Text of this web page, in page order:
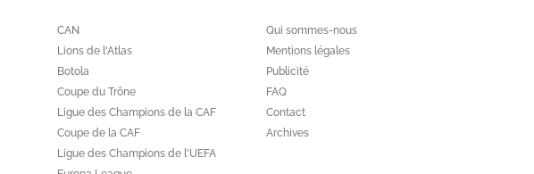
CAN
Lions de l'Atlas
Botola
Coupe du Trône
Ligue des Champions de la CAF
Coupe de la CAF
Ligue des Champions de l'UEFA
Qui sommes-nous
Mentions légales
Publicité
FAQ
Contact
Archives